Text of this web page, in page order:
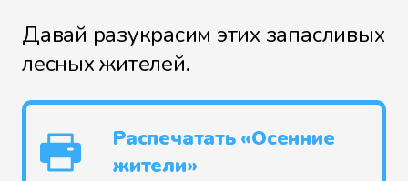
Давай разукрасим этих запасливых
лесных жителей.
Распечатать «Осенние
жители»